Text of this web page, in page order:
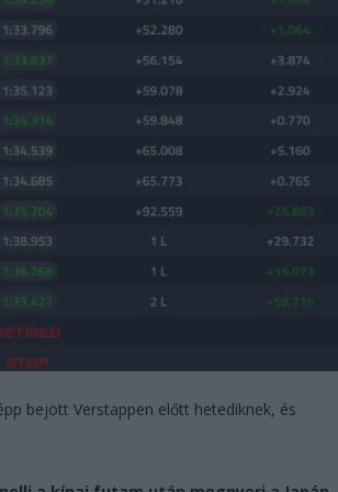
bejött Verstappen előtt hetediknek, és